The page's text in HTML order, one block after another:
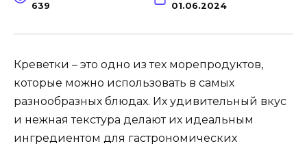
639 01.06.2024
Креветки – это одно из тех морепродуктов,
которые можно использовать в самых
разнообразных блюдах. Их удивительный вкус
и нежная текстура делают их идеальным
ингредиентом для гастрономических